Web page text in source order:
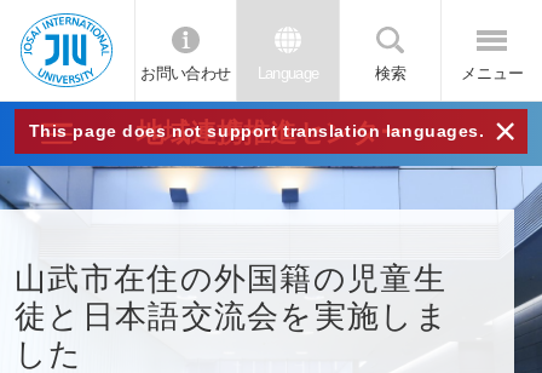
JIU
城西
国際
大学
お問い合わせ Language 検索 メニュー
This page does not support translation languages. ×
地域連携推進センター
山武市在住の外国籍の児童生
徒と日本語交流会を実施しま
した